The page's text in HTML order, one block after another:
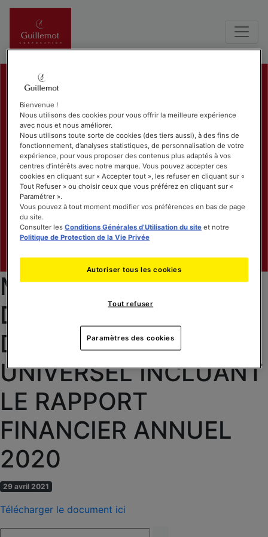
MISE A DISPOSITION
DU DOCUMENT
D’ENREGISTREMENT
UNIVERSEL INCLUANT
LE RAPPORT
FINANCIER ANNUEL
2020
29 avril 2021
Télécharger le document ici
Bienvenue !
Nous utilisons des cookies pour vous offrir la meilleure expérience
avec nous et nous améliorer.
Nous utilisons toute sorte de cookies (des tiers aussi), à des fins de
fonctionnement, d’analyses statistiques, de personnalisation de votre
expérience, pour vous proposer des contenus plus adaptés à vos
centres d’intérêts avec notre marque. Vous pouvez accepter ces
cookies en cliquant sur « Accepter tout », les refuser en cliquant sur «
Tout Refuser » ou choisir ceux que vous préférez en cliquant sur «
Paramétrer ».
Vous pouvez à tout moment modifier vos préférences en bas de page
du site.
Consulter lesConditions Générales d’Utilisation du site et notre
Politique de Protection de la Vie Privée
Tout refuser
Autoriser tous les cookies
Paramètres des cookies